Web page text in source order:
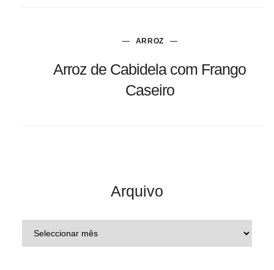
ARROZ
Arroz de Cabidela com Frango
Caseiro
Arquivo